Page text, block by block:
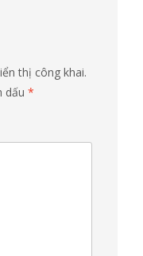
thị công khai.
dấu *